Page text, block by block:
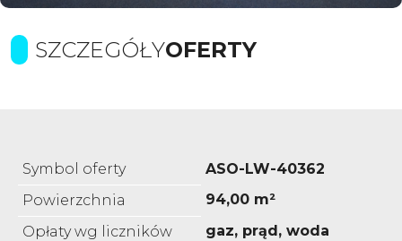
SZCZEGÓŁYOFERTY
Symbol oferty
ASO-LW-40362
Powierzchnia
94,00 m²
Opłaty wg liczników
gaz, prąd, woda